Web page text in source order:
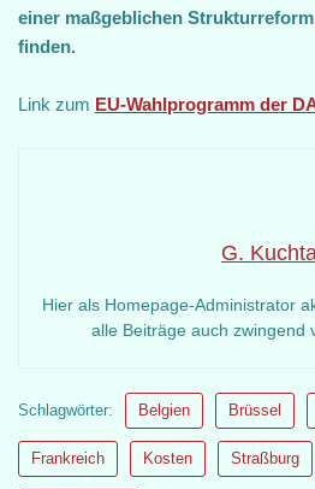
einer maßgeblichen
finden.
Link zum EU-Wahlprogramm der
G.
Hier als Homepage-Administrator
alle Beiträge auch zwingend
Schlagwörter: Belgien Brüssel
Frankreich Kosten Straßburg